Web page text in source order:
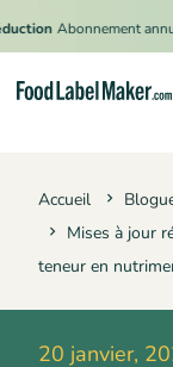
Abonnement annuel
Accueil
Mises à jour
teneur en
20 janvier,
Tarification
Engager un
Ressources